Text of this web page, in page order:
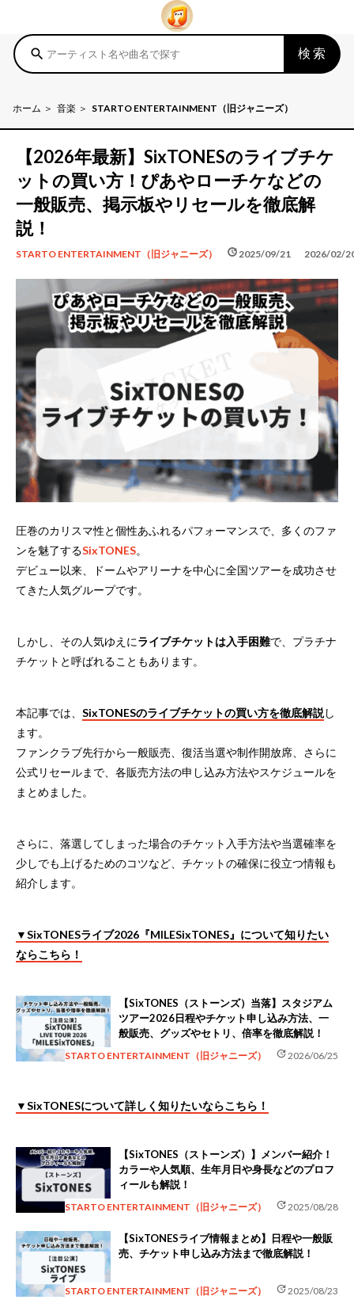
search 検索
ホーム 音楽 STARTO ENTERTAINMENT（旧ジャニーズ）
【2026年最新】SixTONESのライブチケ
ットの買い方！ぴあやローチケなどの
一般販売、掲示板やリセールを徹底解
説！
STARTO ENTERTAINMENT（旧ジャニーズ） schedule 2025/09/21
update 2026/02/
圧巻のカリスマ性と個性あふれるパフォーマンスで、多くのファ
ンを魅了するSixTONES。
デビュー以来、ドームやアリーナを中心に全国ツアーを成功させ
てきた人気グループです。
しかし、その人気ゆえにライブチケットは入手困難で、プラチナ
チケットと呼ばれることもあります。
本記事では、 SixTONESのライブチケットの買い方を徹底解説し
ます。
ファンクラブ先行から一般販売、復活当選や制作開放席、さらに
公式リセールまで、各販売方法の申し込み方法やスケジュールを
まとめました。
さらに、落選してしまった場合のチケット入手方法や当選確率を
少しでも上げるためのコツなど、チケットの確保に役立つ情報も
紹介します。
▼SixTONESライブ2026『MILESixTONES』について知りたい
ならこちら！
【SixTONES（ストーンズ）当落】スタジアム
ツアー2026日程やチケット申し込み方法、一
般販売、グッズやセトリ、倍率を徹底解説！
STARTO ENTERTAINMENT（旧ジャニーズ） update2026/06/25
▼SixTONESについて詳しく知りたいならこちら！
【SixTONES（ストーンズ）】メンバー紹介！
カラーや人気順、生年月日や身長などのプロフ
ィールも解説！
STARTO ENTERTAINMENT（旧ジャニーズ） update2025/08/28
【SixTONESライブ情報まとめ】日程や一般販
売、チケット申し込み方法まで徹底解説！
STARTO ENTERTAINMENT（旧ジャニーズ） update2025/08/23